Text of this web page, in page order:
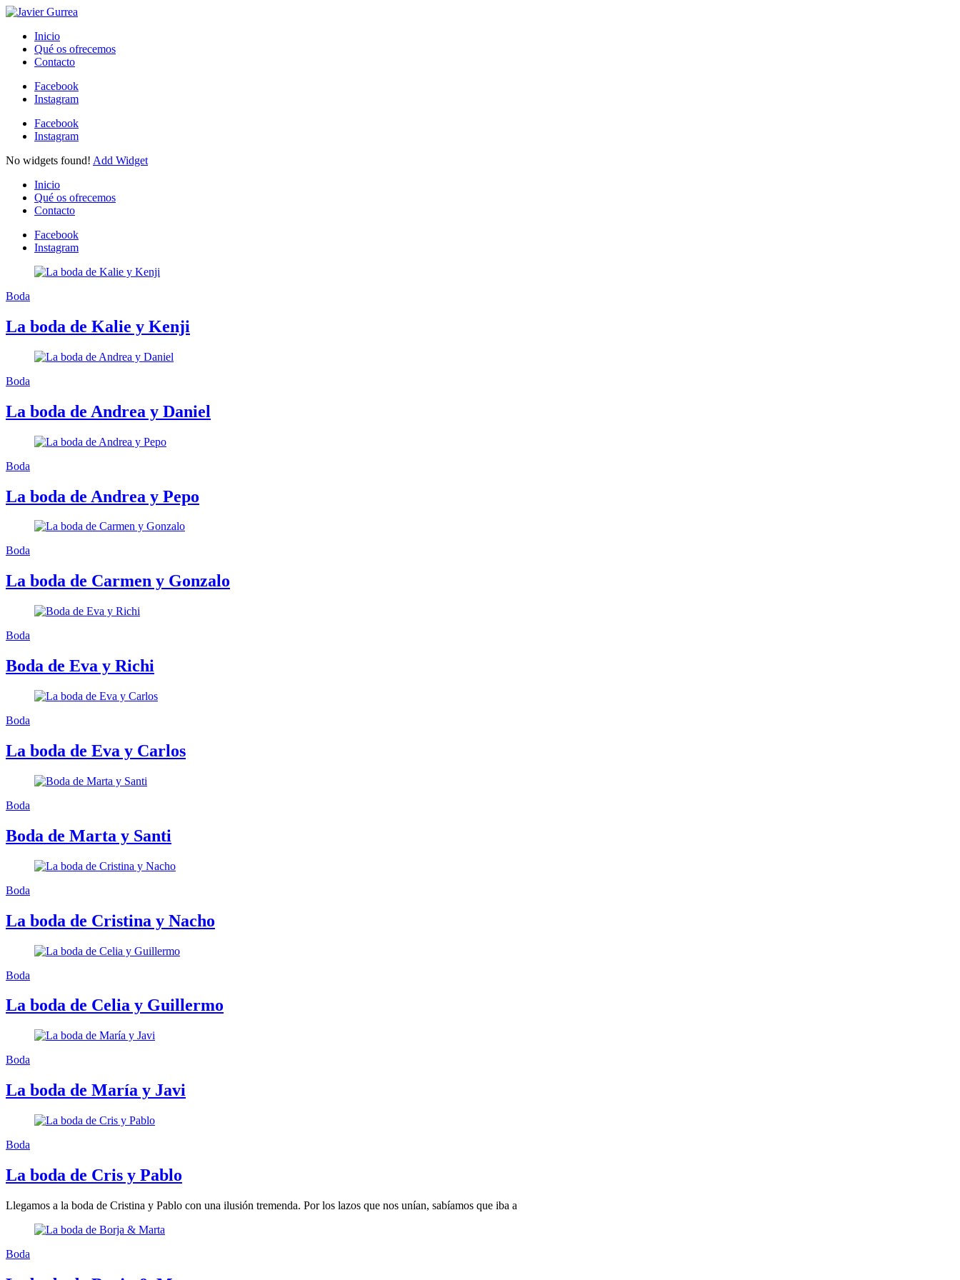
Skip
content
Javier
Gurrea
Inicio
Qué os ofrecemos
Contacto
Facebook
Instagram
Facebook
Instagram
Circular
No widgets found! Add Widget
focus
Circular
focus
Inicio
Qué os ofrecemos
Contacto
Facebook
Instagram
Circular
Boda
La boda de Kalie y Kenji
Boda
La boda de Andrea y Daniel
Boda
La boda de Andrea y Pepo
Boda
La boda de Carmen y Gonzalo
Boda
Boda de Eva y Richi
Boda
La boda de Eva y Carlos
Boda
Boda de Marta y Santi
Boda
La boda de Cristina y Nacho
Boda
La boda de Celia y Guillermo
Boda
La boda de María y Javi
Boda
La boda de Cris y Pablo
Llegamos a la boda de Cristina y Pablo con una ilusión tremenda. Por los lazos que nos unían, sabíamos que iba a
Boda